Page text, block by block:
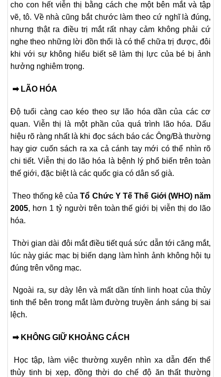
cho con hết viễn thị bằng cách che một bên mắt và tập
vẽ, tô. Về nhà cũng bắt chước làm theo cứ nghĩ là đúng,
nhưng thật ra điều trị mắt rất nhạy cảm không phải cứ
nghe theo những lời đồn thổi là có thể chữa trị được, đôi
khi với sự không hiểu biết sẽ làm thị lực của bé bị ảnh
hưởng nghiêm trọng.
➡ LÃO HÓA
Độ tuổi càng cao kéo theo sự lão hóa dần của các cơ
quan. Viễn thị là một phần của quá trình lão hóa. Dấu
hiệu rõ ràng nhất là khi đọc sách báo các Ông/Bà thường
hay giơ cuốn sách ra xa cả cánh tay mới có thể nhìn rõ
chi tiết. Viễn thị do lão hóa là bệnh lý phổ biến trên toàn
thế giới, đặc biệt là các quốc gia có dân số già.
Theo thống kê củaTổ Chức Y Tế Thế Giới (WHO) năm
2005, hơn 1 tỷ người trên toàn thế giới bị viễn thị do lão
hóa.
Thời gian dài đôi mắt điều tiết quá sức dẫn tới căng mắt,
lúc này giác mạc bị biến dạng làm hình ảnh không hội tụ
đúng trên võng mạc.
Ngoài ra, sự dày lên và mất dần tính linh hoạt của thủy
tinh thể bên trong mắt làm đường truyền ánh sáng bị sai
lệch.
➡KHÔNG GIỮ KHOẢNG CÁCH
Học tập, làm việc thường xuyên nhìn xa dẫn đến thể
thủy tinh bị xẹp, đồng thời do chế độ ăn thất thường